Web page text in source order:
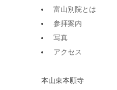
富山別院とは
参拝案内
写真
アクセス
本山東本願寺